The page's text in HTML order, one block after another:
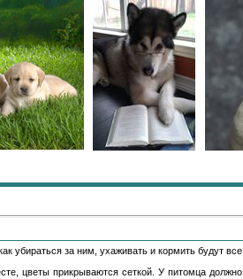
убираться за ним, ухаживать и кормить будут все
цветы прикрываются сеткой. У питомца должно